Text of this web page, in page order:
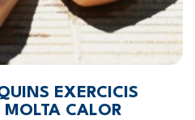
EXERCICIS
MOLTA CALOR